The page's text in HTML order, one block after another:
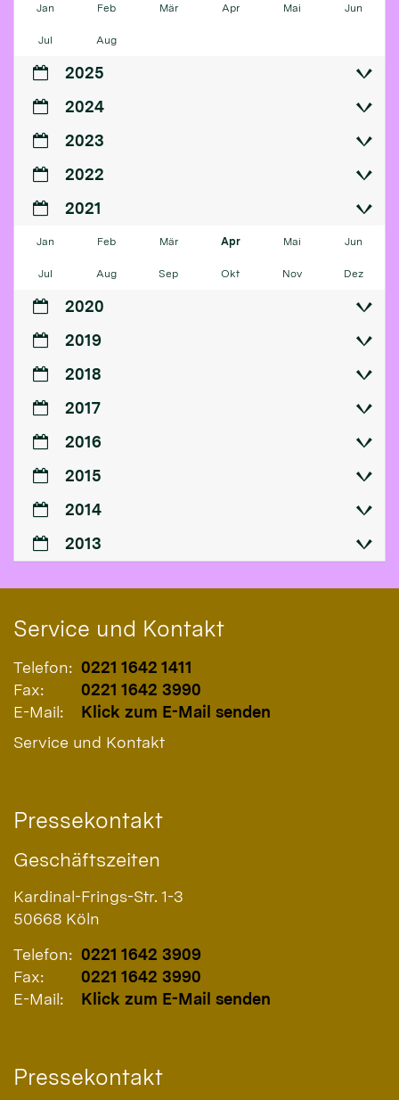
Jan Feb Mär Apr Mai Jun
Jul Aug
2025
2024
2023
2022
2021
Jan Feb Mär Apr Mai Jun
Jul Aug Sep Okt Nov Dez
2020
2019
2018
2017
2016
2015
2014
2013
Service und Kontakt
Telefon: 0221 1642 1411
Fax:
0221 1642 3990
E-Mail:
Klick zum E-Mail senden
Service und Kontakt
Pressekontakt
Geschäftszeiten
Kardinal-Frings-Str. 1-3
50668 Köln
Telefon: 0221 1642 3909
Fax:
0221 1642 3990
E-Mail:
Klick zum E-Mail senden
Pressekontakt